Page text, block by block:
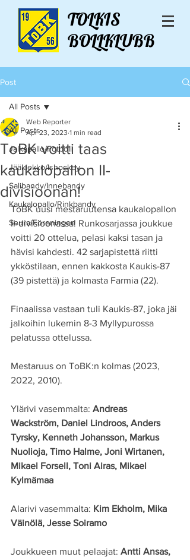
TOLKIS
BOLLKLUBB
Post
All Posts
Jalkapallo/Fotboll
Jääkiekko/Ishockey
Salibandy/Innebandy
Kaukalopallo/Rinkbandy
Seura/Föreningen
All Posts
ToBK voitti taas
kaukalopallon II-
divisioonan!
Web Reporter
Apr 23, 2023 1 min read
ToBK uusi mestaruutensa kaukalopallon
II-divisioonassa! Runkosarjassa joukkue
voitti 20 ottelua, pelasi kaksi tasan ja
hävisi kahdesti. 42 sarjapistettä riitti
ykköstilaan, ennen kakkosta Kaukis-87
(39 pistettä) ja kolmasta Farmia (22).
Finaalissa vastaan tuli Kaukis-87, joka jäi
jalkoihin lukemin 8-3 Myllypurossa
pelatussa ottelussa.
Mestaruus on ToBK:n kolmas (2023,
2022, 2010).
Ylärivi vasemmalta: Andreas
Wackström, Daniel Lindroos, Anders
Tyrsky, Kenneth Johansson, Markus
Nuolioja, Timo Halme, Joni Wirtanen,
Mikael Forsell, Toni Airas, Mikael
Kylmämaa
Alarivi vasemmalta: Kim Ekholm, Mika
Väinölä, Jesse Soiramo
Joukkueen muut pelaajat: Antti Ansas,